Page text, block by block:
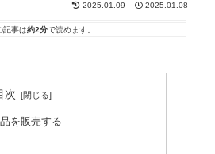
2025.01.09
2025.01.08
記事は約2分で読めます。
次
を販売する